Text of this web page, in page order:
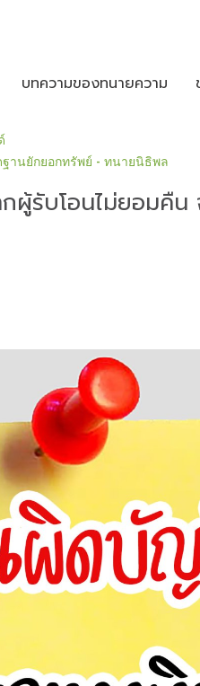
บทความของทนายความ
านยักยอกทรัพย์ - ทนายนิธิพล
ผู้รับโอนไม่ยอมคื